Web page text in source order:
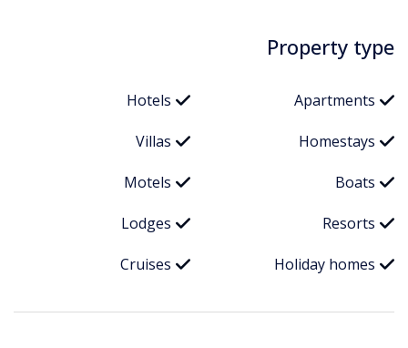
Property type
Apartments
Hotels
Homestays
Villas
Boats
Motels
Resorts
Lodges
Holiday homes
Cruises